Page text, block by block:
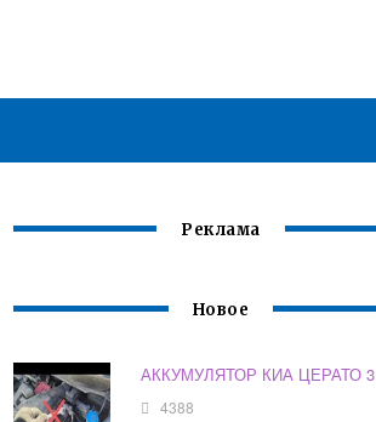
Реклама
Новое
АККУМУЛЯТОР КИА ЦЕРАТО 3
4388